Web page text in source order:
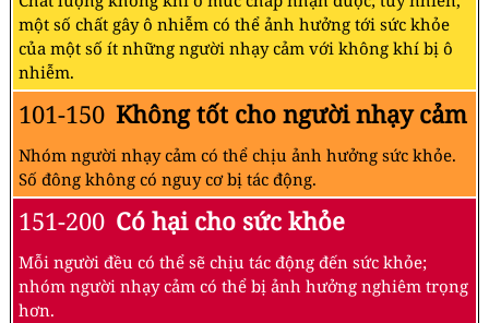
một số chất gây ô nhiễm có thể ảnh hưởng tới sức khỏe
của một số ít những người nhạy cảm với không khí bị ô
nhiễm.
101-150 Không tốt cho người nhạy cảm
Nhóm người nhạy cảm có thể chịu ảnh hưởng sức khỏe.
Số đông không có nguy cơ bị tác động.
151-200 Có hại cho sức khỏe
Mỗi người đều có thể sẽ chịu tác động đến sức khỏe;
nhóm người nhạy cảm có thể bị ảnh hưởng nghiêm trọng
hơn.